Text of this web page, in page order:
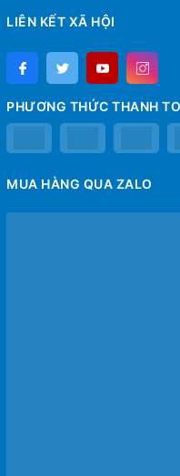
LIÊN KẾT XÃ HỘI
PHƯƠNG THỨC THANH
MUA HÀNG QUA ZALO